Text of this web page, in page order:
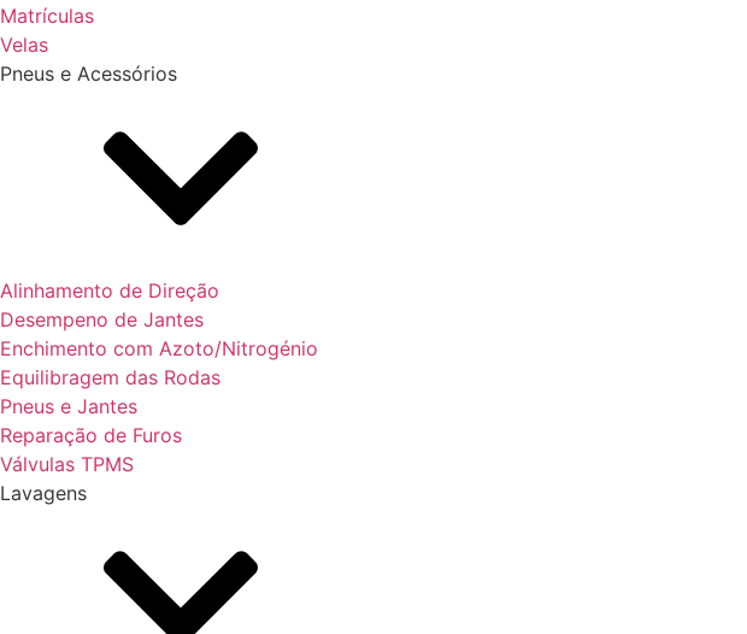
Matrículas
Velas
Pneus e Acessórios
Alinhamento de Direção
Desempeno de Jantes
Enchimento com Azoto/Nitrogénio
Equilibragem das Rodas
Pneus e Jantes
Reparação de Furos
Válvulas TPMS
Lavagens